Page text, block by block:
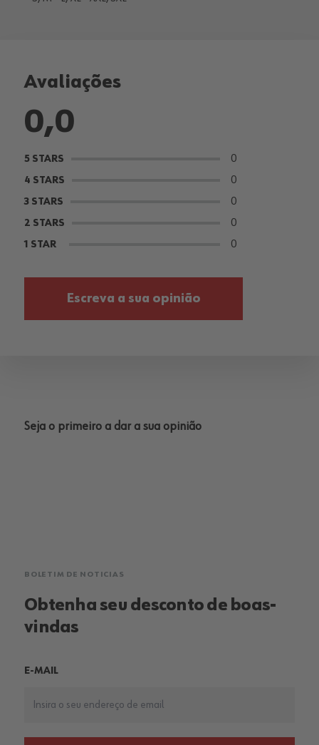
Avaliações
0,0
5 STARS 0
4 STARS 0
3 STARS 0
2 STARS 0
1 STAR 0
Escreva a sua opinião
Seja o primeiro a dar a sua opinião
BOLETIM DE NOTICIAS
Obtenha seu desconto de boas-
vindas
E-MAIL